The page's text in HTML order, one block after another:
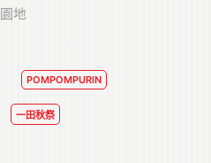
園地
POMPOMPURIN
一田秋祭